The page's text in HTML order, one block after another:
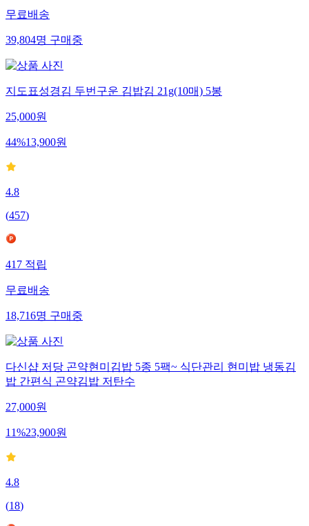
무료배송
39,804명구매중
지도표성경김 두번구운 김밥김 21g(10매) 5봉
25,000원
44%13,900원
4.8
(457)
417적립
무료배송
18,716명구매중
다신샵 저당 곤약현미김밥 5종 5팩~ 식단관리 현미밥 냉동김
밥 간편식 곤약김밥 저탄수
27,000원
11%23,900원
4.8
(18)